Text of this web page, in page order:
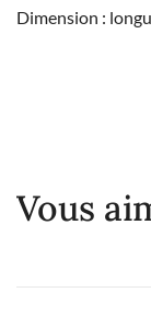
Dimension :
Vous